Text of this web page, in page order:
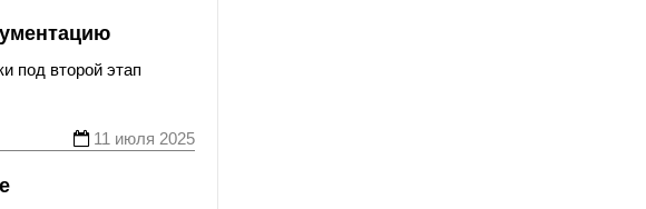
под второй этап
11 июля 2025